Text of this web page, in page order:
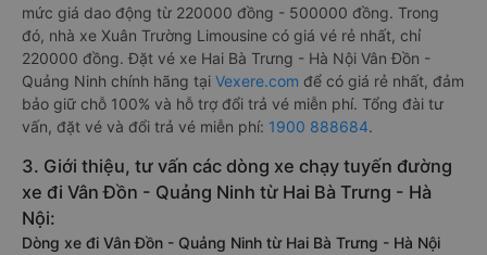
mức giá dao động từ 220000 đồng - 500000 đồng. Trong
đó, nhà xe Xuân Trường Limousine có giá vé rẻ nhất, chỉ
220000 đồng. Đặt vé xe Hai Bà Trưng - Hà Nội Vân Đồn -
Quảng Ninh chính hãng tại Vexere.com để có giá rẻ nhất, đảm
bảo giữ chỗ 100% và hỗ trợ đổi trả vé miễn phí. Tổng đài tư
vấn, đặt vé và đổi trả vé miễn phí: 1900 888684.
3. Giới thiệu, tư vấn các dòng xe chạy tuyến đường
xe đi Vân Đồn - Quảng Ninh từ Hai Bà Trưng - Hà
Nội:
Dòng xe đi Vân Đồn - Quảng Ninh từ Hai Bà Trưng - Hà Nội